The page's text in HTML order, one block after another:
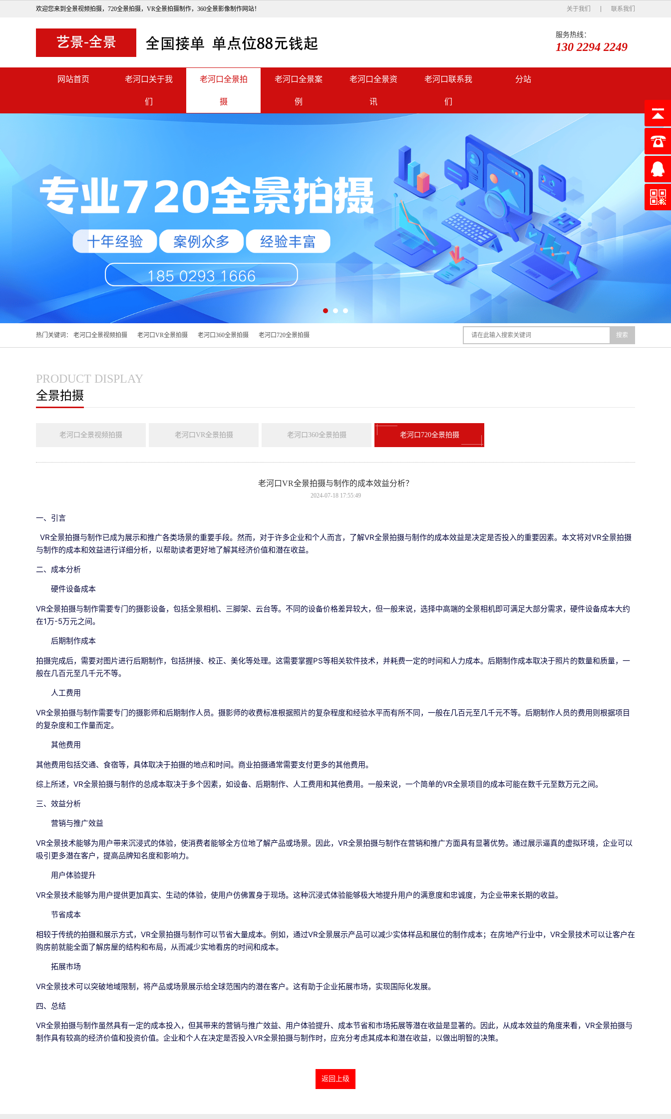
欢迎您来到全景视频拍摄，720全景拍摄，VR全景拍摄制作，360全景影像制作网站！ 关于我们 联系我们
服务热线：
130 2294 2249
网站首页 老河口关于我
们
老河口全景拍
摄
老河口全景案
例
老河口全景资
讯
老河口联系我
们
分站
热门关键词： 老河口全景视频拍摄 老河口VR全景拍摄 老河口360全景拍摄 老河口720全景拍摄 搜索
PRODUCT DISPLAY
全景拍摄
老河口全景视频拍摄 老河口VR全景拍摄 老河口360全景拍摄 老河口720全景拍摄
老河口VR全景拍摄与制作的成本效益分析？
2024-07-18 17:55:49
一、引言
VR全景拍摄与制作已成为展示和推广各类场景的重要手段。然而，对于许多企业和个人而言，了解VR全景拍摄与制作的成本效益是决定是否投入的重要因素。本文将对VR全景拍摄
与制作的成本和效益进行详细分析，以帮助读者更好地了解其经济价值和潜在收益。
二、成本分析
硬件设备成本
VR全景拍摄与制作需要专门的摄影设备，包括全景相机、三脚架、云台等。不同的设备价格差异较大，但一般来说，选择中高端的全景相机即可满足大部分需求，硬件设备成本大约
在1万-5万元之间。
后期制作成本
拍摄完成后，需要对图片进行后期制作，包括拼接、校正、美化等处理。这需要掌握PS等相关软件技术，并耗费一定的时间和人力成本。后期制作成本取决于照片的数量和质量，一
般在几百元至几千元不等。
人工费用
VR全景拍摄与制作需要专门的摄影师和后期制作人员。摄影师的收费标准根据照片的复杂程度和经验水平而有所不同，一般在几百元至几千元不等。后期制作人员的费用则根据项目
的复杂度和工作量而定。
其他费用
其他费用包括交通、食宿等，具体取决于拍摄的地点和时间。商业拍摄通常需要支付更多的其他费用。
综上所述，VR全景拍摄与制作的总成本取决于多个因素，如设备、后期制作、人工费用和其他费用。一般来说，一个简单的VR全景项目的成本可能在数千元至数万元之间。
三、效益分析
营销与推广效益
VR全景技术能够为用户带来沉浸式的体验，使消费者能够全方位地了解产品或场景。因此，VR全景拍摄与制作在营销和推广方面具有显著优势。通过展示逼真的虚拟环境，企业可以
吸引更多潜在客户，提高品牌知名度和影响力。
用户体验提升
VR全景技术能够为用户提供更加真实、生动的体验，使用户仿佛置身于现场。这种沉浸式体验能够极大地提升用户的满意度和忠诚度，为企业带来长期的收益。
节省成本
相较于传统的拍摄和展示方式，VR全景拍摄与制作可以节省大量成本。例如，通过VR全景展示产品可以减少实体样品和展位的制作成本；在房地产行业中，VR全景技术可以让客户在
购房前就能全面了解房屋的结构和布局，从而减少实地看房的时间和成本。
拓展市场
VR全景技术可以突破地域限制，将产品或场景展示给全球范围内的潜在客户。这有助于企业拓展市场，实现国际化发展。
四、总结
VR全景拍摄与制作虽然具有一定的成本投入，但其带来的营销与推广效益、用户体验提升、成本节省和市场拓展等潜在收益是显著的。因此，从成本效益的角度来看，VR全景拍摄与
制作具有较高的经济价值和投资价值。企业和个人在决定是否投入VR全景拍摄与制作时，应充分考虑其成本和潜在收益，以做出明智的决策。
返回上级